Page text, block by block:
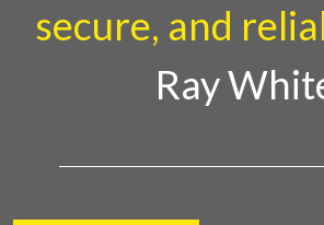
secure, and
Ray